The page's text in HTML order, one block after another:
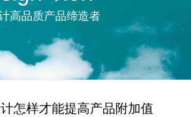
高品质产品缔造者
怎样才能提高产品附加值